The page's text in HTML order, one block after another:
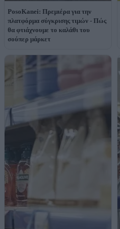
PosoKanei: Πρεμιέρα για την
πλατφόρμα σύγκρισης τιμών - Πώς
θα φτιάχνουμε το καλάθι του
σούπερ μάρκετ